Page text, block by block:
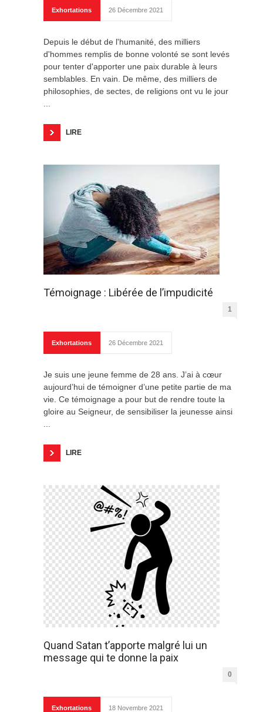
Exhortations 26 Décembre 2021
Depuis le début de l'humanité, des milliers
d'hommes remplis de bonne volonté se sont levés
pour tenter d'apporter une paix durable à leurs
semblables. En vain. De même, des milliers de
philosophies, de sectes, de religions ont vu le jour
LIRE
Témoignage : Libérée de l’impudicité
1
Exhortations 26 Décembre 2021
Je suis une jeune femme de 28 ans. J’ai à cœur
aujourd’hui de témoigner d’une petite partie de ma
vie. Ce témoignage a pour but de rendre toute la
gloire au Seigneur, de sensibiliser la jeunesse ainsi
LIRE
Quand Satan t’apporte malgré lui un
message qui te donne la paix
0
Exhortations 18 Novembre 2021